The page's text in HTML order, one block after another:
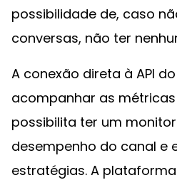
possibilidade de, caso
conversas, não ter
A conexão direta à API
acompanhar as
possibilita ter um
desempenho do canal e
estratégias. A